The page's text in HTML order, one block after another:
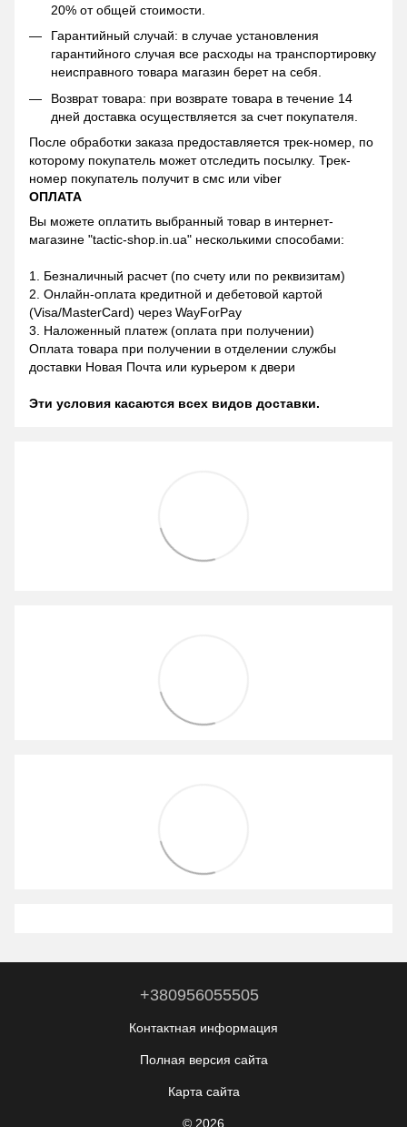
20% от общей стоимости.
Гарантийный случай: в случае установления
гарантийного случая все расходы на транспортировку
неисправного товара магазин берет на себя.
Возврат товара: при возврате товара в течение 14
дней доставка осуществляется за счет покупателя.
После обработки заказа предоставляется трек-номер, по
которому покупатель может отследить посылку. Трек-
номер покупатель получит в смс или viber
ОПЛАТА
Вы можете оплатить выбранный товар в интернет-
магазине "tactic-shop.in.ua" несколькими способами:
1. Безналичный расчет (по счету или по реквизитам)
2. Онлайн-оплата кредитной и дебетовой картой
(Visa/MasterCard) через WayForPay
3. Наложенный платеж (оплата при получении)
Оплата товара при получении в отделении службы
доставки Новая Почта или курьером к двери
Эти условия касаются всех видов доставки.
+380956055505
Контактная информация
Полная версия сайта
Карта сайта
© 2026